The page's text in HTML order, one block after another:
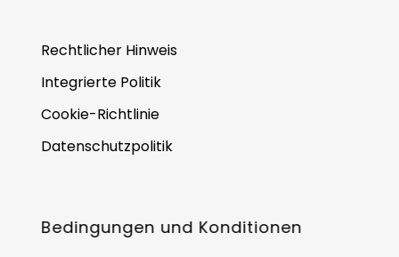
Rechtlicher Hinweis
Integrierte Politik
Cookie-Richtlinie
Datenschutzpolitik
Bedingungen und Konditionen